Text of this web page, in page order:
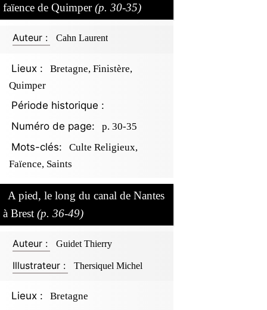
faïence de Quimper(p. 30-35)
Auteur : Cahn Laurent
Lieux :
Bretagne, Finistère,
Quimper
Période historique :
Numéro de page:
p. 30-35
Mots-clés:
Culte Religieux,
Faïence, Saints
A pied, le long du canal de Nantes
à Brest (p. 36-49)
Auteur : Guidet Thierry
Illustrateur : Thersiquel Michel
Lieux : Bretagne